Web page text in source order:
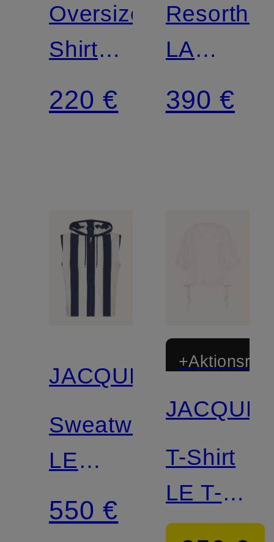
Oversized-
Shirt
LE T-
SHIRT
220 €
LA
CHEMISE
JEAN
390 €
JACQUEMUS
Sweatweste
LE
GILET
MARINIERE
550 €
T-Shirt
LE T-
SHIRT